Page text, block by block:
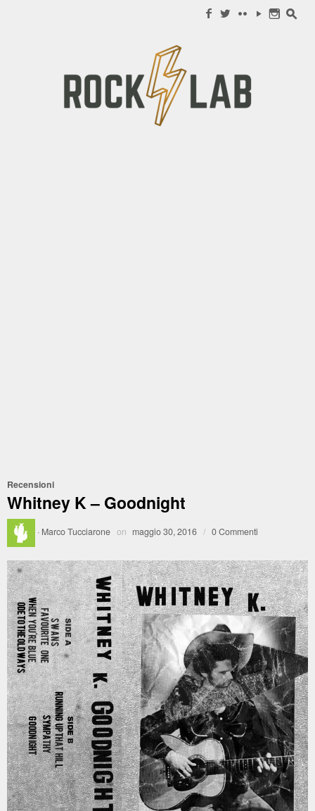
f w c y n s
Recensioni
Whitney K – Goodnight
· Marco Tucciarone on maggio 30, 2016 / 0 Commenti